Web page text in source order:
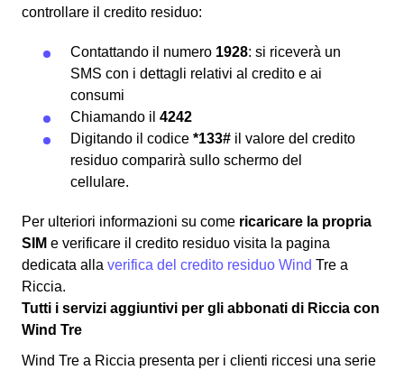
controllare il credito residuo:
Contattando il numero 1928: si riceverà un
SMS con i dettagli relativi al credito e ai
consumi
Chiamando il 4242
Digitando il codice *133# il valore del credito
residuo comparirà sullo schermo del
cellulare.
Per ulteriori informazioni su come ricaricare la propria
SIM e verificare il credito residuo visita la pagina
dedicata alla verifica del credito residuo Wind Tre a
Riccia.
Tutti i servizi aggiuntivi per gli abbonati di Riccia con
Wind Tre
Wind Tre a Riccia presenta per i clienti riccesi una serie